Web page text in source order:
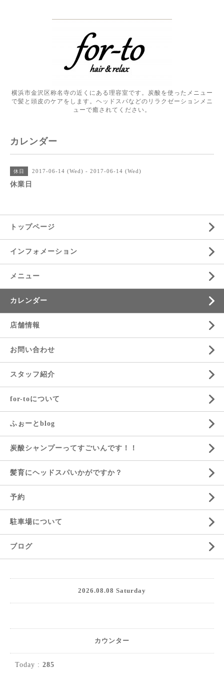
横浜市金沢区称名寺の近くにある理容室です。炭酸を使ったメニュー
で髪と頭皮のケアをします。ヘッドスパなどのリラクゼーションメニ
ューで癒されてください。
カレンダー
休日 2017-06-14 (Wed) - 2017-06-14 (Wed)
休業日
トップページ
インフォメーション
メニュー
カレンダー
店舗情報
お問い合わせ
スタッフ紹介
for-toについて
ふぉーとblog
炭酸シャンプーってすごいんです！！
髪育にヘッドスパいかがですか？
予約
駐車場について
ブログ
2026.08.08 Saturday
カウンター
Today : 285